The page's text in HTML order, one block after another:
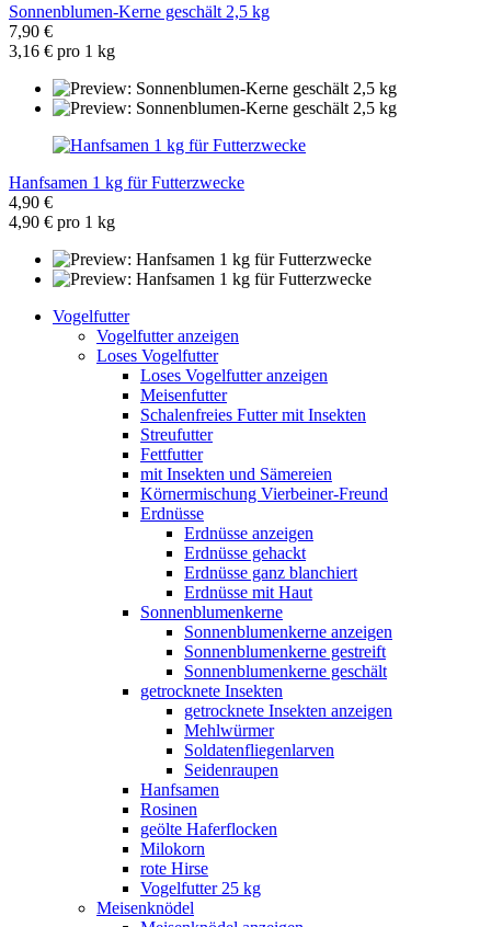
Sonnenblumen-Kerne geschält 2,5 kg
7,90 €
3,16 € pro 1 kg
Hanfsamen 1 kg für Futterzwecke
4,90 €
4,90 € pro 1 kg
Vogelfutter
Vogelfutter anzeigen
Loses Vogelfutter
Loses Vogelfutter anzeigen
Meisenfutter
Schalenfreies Futter mit Insekten
Streufutter
Fettfutter
mit Insekten und Sämereien
Körnermischung Vierbeiner-Freund
Erdnüsse
Erdnüsse anzeigen
Erdnüsse gehackt
Erdnüsse ganz blanchiert
Erdnüsse mit Haut
Sonnenblumenkerne
Sonnenblumenkerne anzeigen
Sonnenblumenkerne gestreift
Sonnenblumenkerne geschält
getrocknete Insekten
getrocknete Insekten anzeigen
Mehlwürmer
Soldatenfliegenlarven
Seidenraupen
Hanfsamen
Rosinen
geölte Haferflocken
Milokorn
rote Hirse
Vogelfutter 25 kg
Meisenknödel